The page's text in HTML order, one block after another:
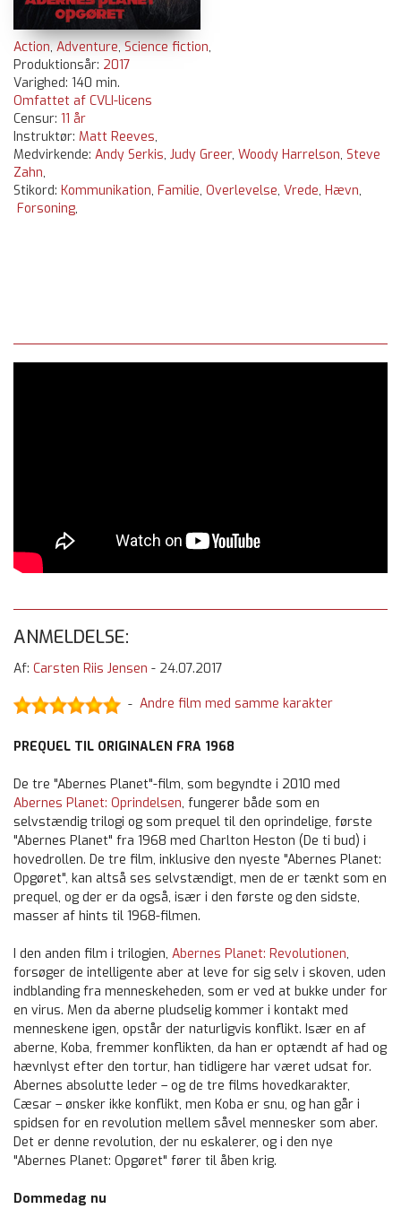
Action,Adventure,Science fiction,
Produktionsår: 2017
Varighed: 140 min.
Omfattet af CVLI-licens
Censur: 11 år
Instruktør: Matt Reeves,
Medvirkende: Andy Serkis, Judy Greer, Woody Harrelson, Steve
Zahn,
Stikord: Kommunikation, Familie, Overlevelse, Vrede, Hævn,
Forsoning,
ANMELDELSE:
Af: Carsten Riis Jensen - 24.07.2017
- Andre film med samme karakter
PREQUEL TIL ORIGINALEN FRA 1968
De tre "Abernes Planet"-film, som begyndte i 2010 med
Abernes Planet: Oprindelsen, fungerer både som en
selvstændig trilogi og som prequel til den oprindelige, første
"Abernes Planet" fra 1968 med Charlton Heston (De ti bud) i
hovedrollen. De tre film, inklusive den nyeste "Abernes Planet:
Opgøret", kan altså ses selvstændigt, men de er tænkt som en
prequel, og der er da også, især i den første og den sidste,
masser af hints til 1968-filmen.
I den anden film i trilogien, Abernes Planet: Revolutionen,
forsøger de intelligente aber at leve for sig selv i skoven, uden
indblanding fra menneskeheden, som er ved at bukke under for
en virus. Men da aberne pludselig kommer i kontakt med
menneskene igen, opstår der naturligvis konflikt. Især en af
aberne, Koba, fremmer konflikten, da han er optændt af had og
hævnlyst efter den tortur, han tidligere har været udsat for.
Abernes absolutte leder – og de tre films hovedkarakter,
Cæsar – ønsker ikke konflikt, men Koba er snu, og han går i
spidsen for en revolution mellem såvel mennesker som aber.
Det er denne revolution, der nu eskalerer, og i den nye
"Abernes Planet: Opgøret" fører til åben krig.
Dommedag nu